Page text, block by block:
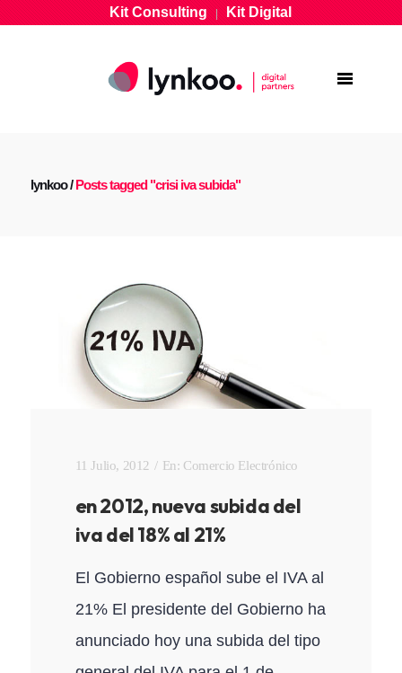
Kit Consulting|Kit Digital
lynkoo/Posts tagged "crisi iva subida"
11 Julio, 2012 En: Comercio Electrónico
en 2012, nueva subida del
iva del 18% al 21%
El Gobierno español sube el IVA al
21% El presidente del Gobierno ha
anunciado hoy una subida del tipo